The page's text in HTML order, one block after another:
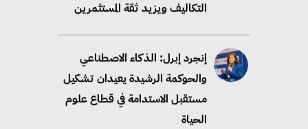
مستقبل الاستدامة في قطاع علوم
رامي خضير يدعو الشركات لربط
رسائل الاستدامة بالاداء الفعلي
والنتائج